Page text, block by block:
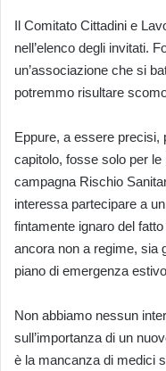
Il Comitato Cittadini e
nell’elenco degli invitati.
un’associazione che si
potremmo risultare
Eppure, a essere
capitolo, fosse solo per
campagna Rischio
interessa partecipare a
fintamente ignaro del
ancora non a regime, sia
piano di emergenza
Non abbiamo nessun
sull’importanza di un
è la mancanza di medici